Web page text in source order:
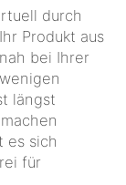
durch
Produkt aus
bei Ihrer
längst
für